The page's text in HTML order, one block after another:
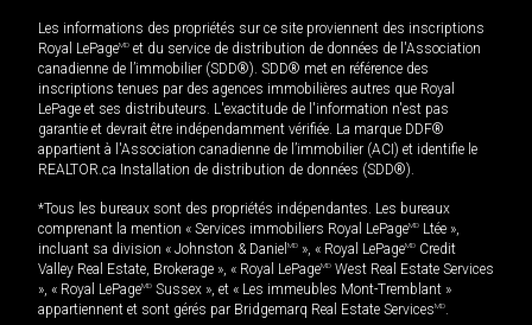
Les informations des propriétés sur ce site proviennent des inscriptions
Royal LePageMD et du service de distribution de données de l'Association
canadienne de l’immobilier (SDD®). SDD® met en référence des
inscriptions tenues par des agences immobilières autres que Royal
LePage et ses distributeurs. L'exactitude de l'information n'est pas
garantie et devrait être indépendamment vérifiée. La marque DDF®
appartient à l'Association canadienne de l’immobilier (ACI) et identifie le
REALTOR.ca Installation de distribution de données (SDD®).
*Tous les bureaux sont des propriétés indépendantes. Les bureaux
comprenant la mention « Services immobiliers Royal LePageMD Ltée »,
incluant sa division « Johnston & Daniel MD », « Royal LePageMD Credit
Valley Real Estate, Brokerage », « Royal LePageMD West Real Estate Services
», « Royal LePageMD Sussex », et « Les immeubles Mont-Tremblant »
appartiennent et sont gérés par Bridgemarq Real Estate ServicesMD.